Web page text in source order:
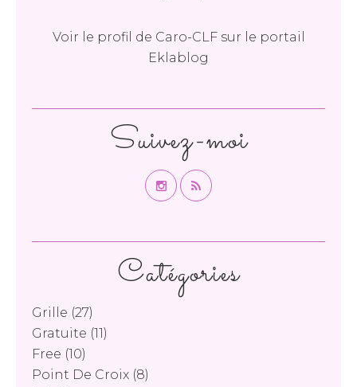
Catégories
Grille (27)
Gratuite (11)
Free (10)
Point De Croix (8)
Suivez-moi
Voir le profil de Caro-CLFsur le portail
Eklablog